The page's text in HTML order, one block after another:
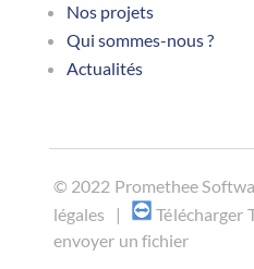
Nos projets
Qui sommes-nous ?
Actualités
© 2022 Promethee
légales | Télécharger
envoyer un fichier